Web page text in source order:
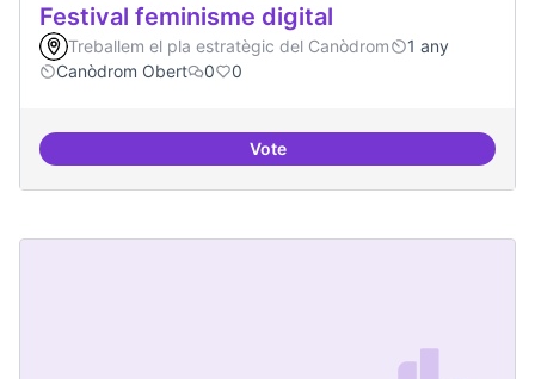
Festival feminisme digital
Treballem el pla estratègic del Canòdrom
1 any
Canòdrom Obert
0 0
VoteFestival feminisme digital